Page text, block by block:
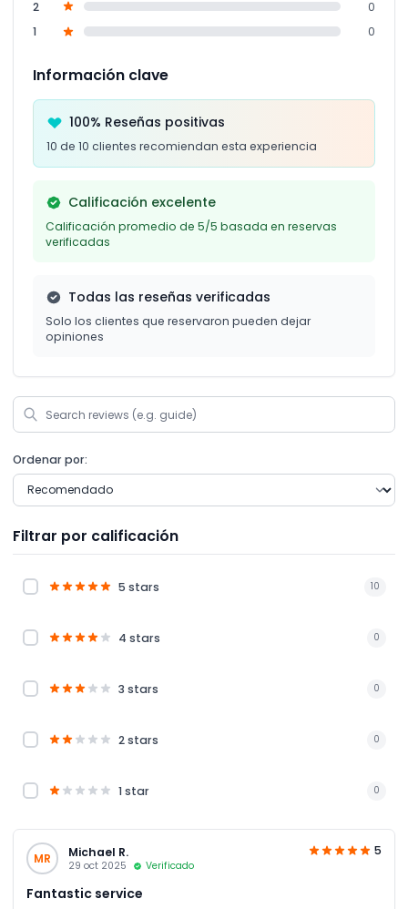
2
0
1
0
Información clave
100% Reseñas positivas
10 de 10 clientes recomiendan esta experiencia
Calificación excelente
Calificación promedio de 5/5 basada en reservas
verificadas
Todas las reseñas verificadas
Solo los clientes que reservaron pueden dejar
opiniones
Ordenar por:
Filtrar por calificación
5 stars 10
4 stars 0
3 stars 0
2 stars 0
1 star 0
MR Michael R.
29 oct 2025 Verificado
5
Fantastic service